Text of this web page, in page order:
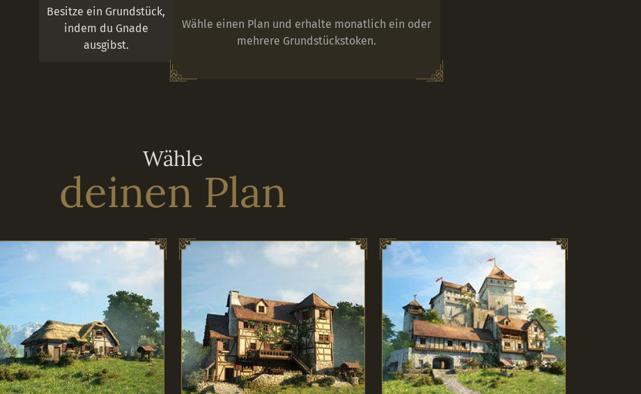
Besitze ein Grundstück,
indem du Gnade
ausgibst.
Wähle einen Plan und erhalte monatlich ein oder
mehrere Grundstückstoken.
Wähle
deinen Plan